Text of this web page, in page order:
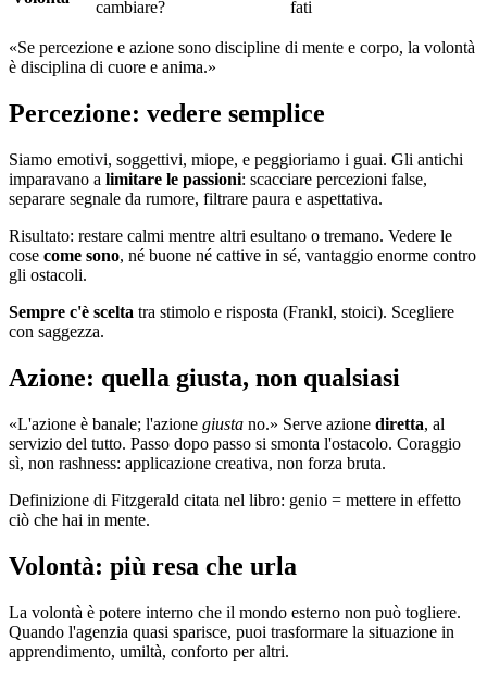
cambiare? fati
«Se percezione e azione sono discipline di mente e corpo, la volontà
è disciplina di cuore e anima.»
Percezione: vedere semplice
Siamo emotivi, soggettivi, miope, e peggioriamo i guai. Gli antichi
imparavano a limitare le passioni: scacciare percezioni false,
separare segnale da rumore, filtrare paura e aspettativa.
Risultato: restare calmi mentre altri esultano o tremano. Vedere le
cose come sono, né buone né cattive in sé, vantaggio enorme contro
gli ostacoli.
Sempre c'è scelta tra stimolo e risposta (Frankl, stoici). Scegliere
con saggezza.
Azione: quella giusta, non qualsiasi
«L'azione è banale; l'azione giusta no.» Serve azione diretta, al
servizio del tutto. Passo dopo passo si smonta l'ostacolo. Coraggio
sì, non rashness: applicazione creativa, non forza bruta.
Definizione di Fitzgerald citata nel libro: genio = mettere in effetto
ciò che hai in mente.
Volontà: più resa che urla
La volontà è potere interno che il mondo esterno non può togliere.
Quando l'agenzia quasi sparisce, puoi trasformare la situazione in
apprendimento, umiltà, conforto per altri.